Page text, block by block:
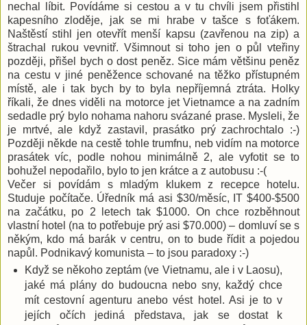
nechal líbit. Povídáme si cestou a v tu chvíli jsem přistihl
kapesního zloděje, jak se mi hrabe v tašce s foťákem.
Naštěstí stihl jen otevřít menší kapsu (zavřenou na zip) a
štrachal rukou vevnitř. Všimnout si toho jen o půl vteřiny
později, přišel bych o dost peněz. Sice mám většinu peněz
na cestu v jiné peněžence schované na těžko přístupném
místě, ale i tak bych by to byla nepříjemná ztráta. Holky
říkali, že dnes viděli na motorce jet Vietnamce a na zadním
sedadle prý bylo nohama nahoru svázané prase. Mysleli, že
je mrtvé, ale když zastavil, prasátko prý zachrochtalo :-)
Později někde na cestě tohle trumfnu, neb vidím na motorce
prasátek víc, podle nohou minimálně 2, ale vyfotit se to
bohužel nepodařilo, bylo to jen krátce a z autobusu :-(
Večer si povídám s mladým klukem z recepce hotelu.
Studuje počítače. Úředník má asi $30/měsíc, IT $400-$500
na začátku, po 2 letech tak $1000. On chce rozběhnout
vlastní hotel (na to potřebuje prý asi $70.000) – domluví se s
někým, kdo má barák v centru, on to bude řídit a pojedou
napůl. Podnikavý komunista – to jsou paradoxy :-)
Když se někoho zeptám (ve Vietnamu, ale i v Laosu),
jaké má plány do budoucna nebo sny, každý chce
mít cestovní agenturu anebo vést hotel. Asi je to v
jejích očích jediná představa, jak se dostat k